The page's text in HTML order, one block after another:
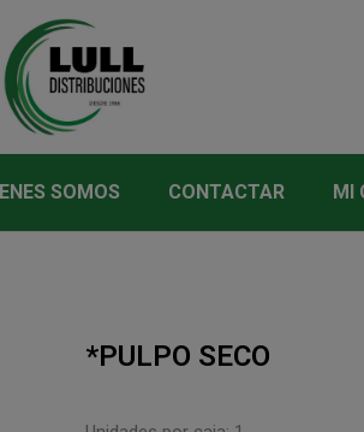
SOMOS CONTACTAR MI
*PULPO SECO